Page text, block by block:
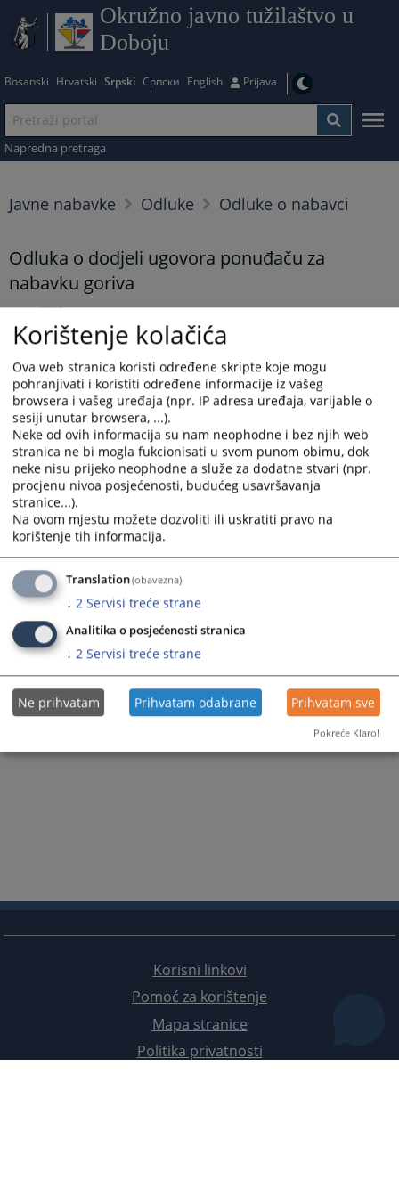
Okružno javno tužilaštvo u
Doboju
Bosanski Hrvatski Srpski Српски English Prijava
Napredna pretraga
Javne nabavke Odluke Odluke o nabavci
Odluka o dodjeli ugovora ponuđaču za
nabavku goriva
11.11.2022.
Prikazana vijest je na
Prateći dokumenti
Odluka o dodjeli ugovora ponuđaču za nabavku goriva
362PREGLEDA
Korisni linkovi
Pomoć za korištenje
Mapa stranice
Politika privatnosti
Korištenje kolačića
Ova web stranica koristi određene skripte koje mogu
pohranjivati i koristiti određene informacije iz vašeg
browsera i vašeg uređaja (npr. IP adresa uređaja, varijable o
sesiji unutar browsera, ...).
Neke od ovih informacija su nam neophodne i bez njih web
stranica ne bi mogla fukcionisati u svom punom obimu, dok
neke nisu prijeko neophodne a služe za dodatne stvari (npr.
procjenu nivoa posjećenosti, budućeg usavršavanja
stranice...).
Na ovom mjestu možete dozvoliti ili uskratiti pravo na
korištenje tih informacija.
Translation(obavezna)
↓ 2 Servisi treće strane
Analitika o posjećenosti stranica
↓ 2 Servisi treće strane
Ne prihvatam Prihvatam odabrane Prihvatam sve
Pokreće Klaro!